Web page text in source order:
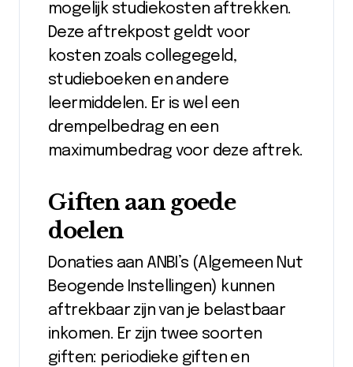
mogelijk studiekosten aftrekken.
Deze aftrekpost geldt voor
kosten zoals collegegeld,
studieboeken en andere
leermiddelen. Er is wel een
drempelbedrag en een
maximumbedrag voor deze aftrek.
Giften aan goede
doelen
Donaties aan ANBI’s (Algemeen Nut
Beogende Instellingen) kunnen
aftrekbaar zijn van je belastbaar
inkomen. Er zijn twee soorten
giften: periodieke giften en